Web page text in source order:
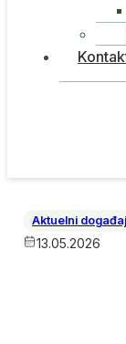
Aktuelni
13.05.2026